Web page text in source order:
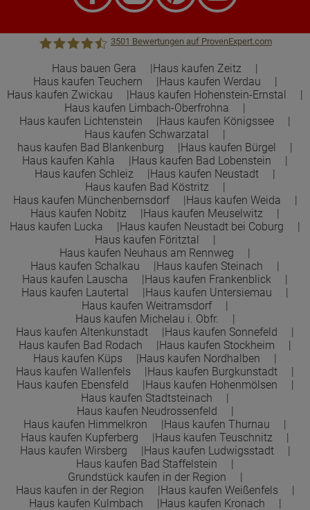
Town &Country Haus Lizenzgeber GmbH
3501 Bewertungen auf ProvenExpert.com
Haus bauen Gera
Haus kaufen Zeitz
Haus kaufen Teuchern
Haus kaufen Werdau
Haus kaufen Zwickau
Haus kaufen Hohenstein-Ernstal
Haus kaufen Limbach-Oberfrohna
Haus kaufen Lichtenstein
Haus kaufen Königssee
Haus kaufen Schwarzatal
haus kaufen Bad Blankenburg
Haus kaufen Bürgel
Haus kaufen Kahla
Haus kaufen Bad Lobenstein
Haus kaufen Schleiz
Haus kaufen Neustadt
Haus kaufen Bad Köstritz
Haus kaufen Münchenbernsdorf
Haus kaufen Weida
Haus kaufen Nobitz
Haus kaufen Meuselwitz
Haus kaufen Lucka
Haus kaufen Neustadt bei Coburg
Haus kaufen Föritztal
Haus kaufen Neuhaus am Rennweg
Haus kaufen Schalkau
Haus kaufen Steinach
Haus kaufen Lauscha
Haus kaufen Frankenblick
Haus kaufen Lautertal
Haus kaufen Untersiemau
Haus kaufen Weitramsdorf
Haus kaufen Michelau i. Obfr.
Haus kaufen Altenkunstadt
Haus kaufen Sonnefeld
Haus kaufen Bad Rodach
Haus kaufen Stockheim
Haus kaufen Küps
Haus kaufen Nordhalben
Haus kaufen Wallenfels
Haus kaufen Burgkunstadt
Haus kaufen Ebensfeld
Haus kaufen Hohenmölsen
Haus kaufen Stadtsteinach
Haus kaufen Neudrossenfeld
Haus kaufen Himmelkron
Haus kaufen Thurnau
Haus kaufen Kupferberg
Haus kaufen Teuschnitz
Haus kaufen Wirsberg
Haus kaufen Ludwigsstadt
Haus kaufen Bad Staffelstein
Grundstück kaufen in der Region
Haus kaufen in der Region
Haus kaufen Weißenfels
Haus kaufen Kulmbach
Haus kaufen Kronach